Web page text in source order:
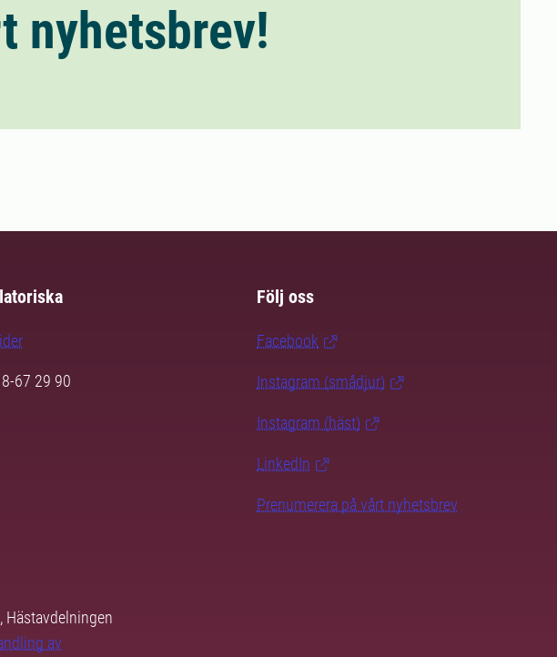
nyhetsbrev!
67 29 90
Följ oss
Facebook
Instagram (smådjur)
Instagram (häst)
LinkedIn
Prenumerera på vårt nyhetsbrev
Hästavdelningen
av